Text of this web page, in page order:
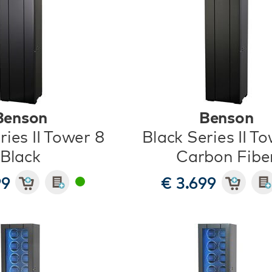
II Tower 8
Black
Benson
Black Series II
Carbon
€ 3.699